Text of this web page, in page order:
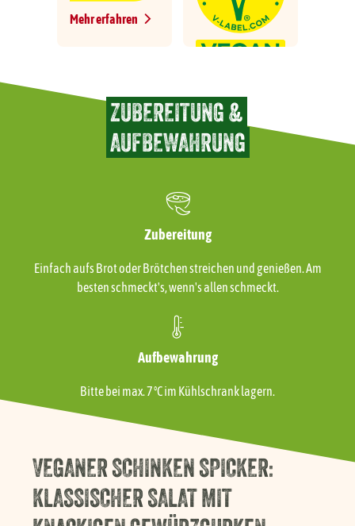
Mehr erfahren
ZUBEREITUNG &
AUFBEWAHRUNG
Zubereitung
Einfach aufs Brot oder Brötchen streichen und genießen. Am
besten schmeckt's, wenn's allen schmeckt.
Aufbewahrung
Bitte bei max. 7 °C im Kühlschrank lagern.
VEGANER SCHINKEN SPICKER:
KLASSISCHER SALAT MIT